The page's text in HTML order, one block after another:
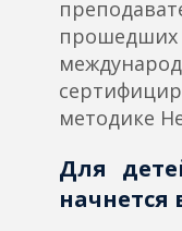
методике
Для
начнется